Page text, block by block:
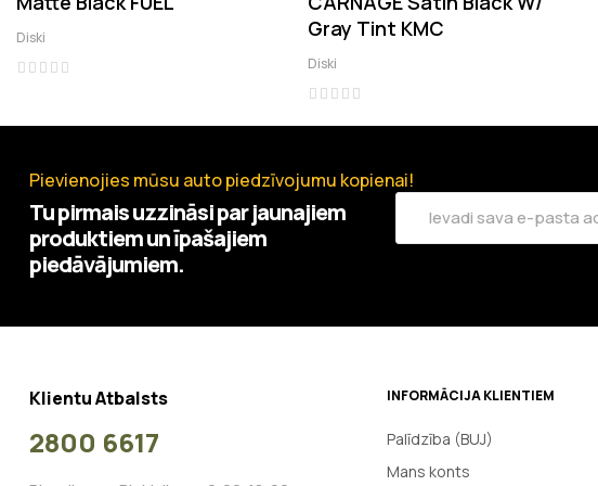
Diski
Gray Tint KMC
Diski
Pievienojies mūsu auto piedzīvojumu kopienai!
Tu pirmais uzzināsi par jaunajiem
produktiem un īpašajiem
piedāvājumiem.
Klientu Atbalsts
2800 6617
INFORMĀCIJA KLIENTIEM
Palīdzība (BUJ)
Mans konts